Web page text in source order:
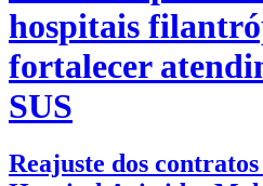
hospitais
fortalecer
SUS
Reajuste dos